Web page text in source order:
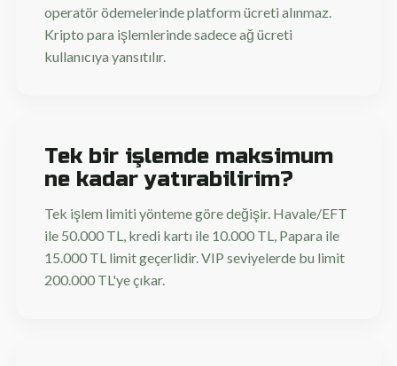
operatör ödemelerinde platform ücreti alınmaz.
Kripto para işlemlerinde sadece ağ ücreti
kullanıcıya yansıtılır.
Tek bir işlemde maksimum
ne kadar yatırabilirim?
Tek işlem limiti yönteme göre değişir. Havale/EFT
ile 50.000 TL, kredi kartı ile 10.000 TL, Papara ile
15.000 TL limit geçerlidir. VIP seviyelerde bu limit
200.000 TL'ye çıkar.